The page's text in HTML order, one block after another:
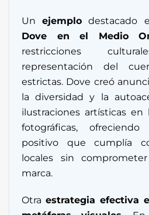
Unejemplo destacado
Dove en el Medio
restricciones
representación del
estrictas. Dove creó
la diversidad y la
ilustraciones artísticas
fotográficas,
positivo que cumplía
locales sin
marca.
Otra estrategia efectiva